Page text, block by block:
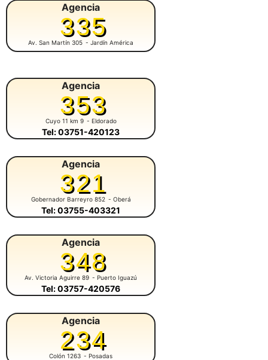
Agencia
335
Av. San Martín 305 - Jardín América
Agencia
353
Cuyo 11 km 9 - Eldorado
Tel: 03751-420123
Agencia
321
Gobernador Barreyro 852 - Oberá
Tel: 03755-403321
Agencia
348
Av. Victoria Aguirre 89 - Puerto Iguazú
Tel: 03757-420576
Agencia
234
Colón 1263 - Posadas